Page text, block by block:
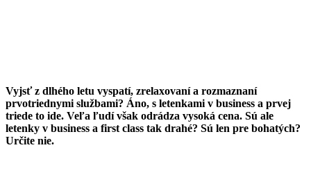
Vyjsť z dlhého letu vyspatí, zrelaxovaní a rozmaznaní
prvotriednymi službami? Áno, s letenkami v business a prvej
triede to ide. Veľa ľudí však odrádza vysoká cena. Sú ale
letenky v business a first class tak drahé? Sú len pre bohatých?
Určite nie.